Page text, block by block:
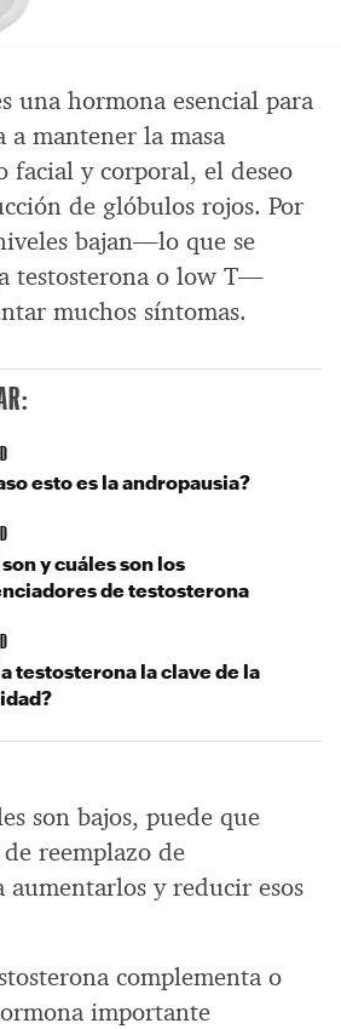
una hormona esencial para
mantener la masa
facial y corporal, el deseo
de glóbulos rojos. Por
bajan—lo que se
testosterona o low T—
muchos síntomas.
son bajos, puede que
reemplazo de
aumentarlos y reducir esos
complementa o
importante
esto es la andropausia?
y cuáles son los
de testosterona
testosterona la clave de la